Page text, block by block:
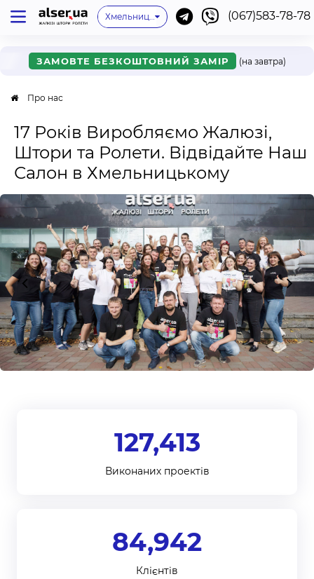
Немає мого міста
Київ
Одеса
Львів Івано-Франківськ
Хмельницький
(067)583-78-78
ЗАМОВТЕ БЕЗКОШТОВНИЙ ЗАМІР (на завтра)
Про нас
17 Років Виробляємо Жалюзі,
Штори та Ролети. Відвідайте Наш
Салон в Хмельницькому
127,413
Виконаних проектів
84,942
Клієнтів